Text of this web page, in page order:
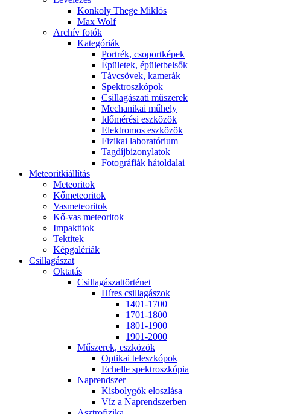
Kon­koly The­ge Mik­lós
Max Wolf
Ar­chív fo­tók
Ka­te­gó­ri­ák
Port­rék, cso­port­ké­pek
Épü­le­tek, épü­let­bel­sők
Táv­csö­vek, ka­me­rák
Spekt­rosz­kó­pok
Csil­la­gá­sza­ti mű­sze­rek
Me­cha­ni­kai mű­hely
Idő­mé­ré­si esz­kö­zök
Elekt­ro­mos esz­kö­zök
Fi­zi­kai la­bo­ra­tó­ri­um
Tag­díj­bi­zony­la­tok
Fo­tog­rá­fi­ák hát­ol­da­lai
Me­te­o­rit­ki­ál­lí­tás
Me­te­o­ri­tok
Kő­me­te­o­ri­tok
Vas­me­te­o­ri­tok
Kő-vas me­te­o­ri­tok
Imp­ak­ti­tok
Tek­ti­tek
Kép­ga­lé­ri­ák
Csil­la­gá­szat
Ok­ta­tás
Csil­la­gá­szat­tör­té­net
Hí­res csil­la­gá­szok
1401-1700
1701-1800
1801-1900
1901-2000
Mű­sze­rek, esz­kö­zök
Op­ti­kai te­lesz­kó­pok
Echel­le spekt­rosz­kó­pia
Nap­rend­szer
Kis­boly­gók el­osz­lá­sa
Víz a Nap­rend­szer­ben